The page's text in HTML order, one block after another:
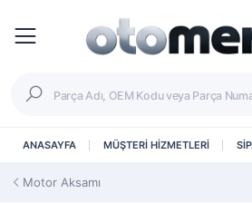
ANASAYFA MÜŞTERİ HİZMETLERİ
Motor Aksamı